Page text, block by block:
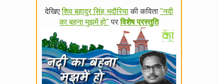
देखिएशिव बहादुर सिंह भदौरियाकी कविता "नदी
का बहना मुझमें हो" परविशेष प्रस्तुति